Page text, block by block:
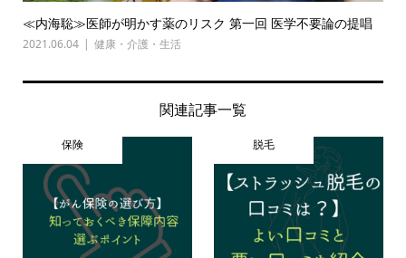
≪内海聡≫医師が明かす薬のリスク 第一回 医学不要論の提唱
2021.06.04 健康・介護・生活
関連記事一覧
保険 脱毛